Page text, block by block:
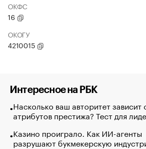
ОКФС
16
ОКОГУ
4210015
Интересное на РБК
Насколько ваш авторитет зависит
атрибутов престижа? Тест для
Казино проиграло. Как ИИ-агенты
разрушают букмекерскую